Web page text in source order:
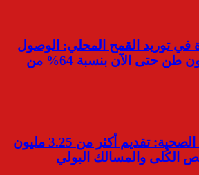
في توريد القمح المحلي: الوصول
إلى أكثر من 3.2 مليون طن حتى الآن بنسبة 64% من
الهيئة العامة للرعاية الصحية: تقديم أكثر من 3.25 مليون
الكُلى والمسالك البولي